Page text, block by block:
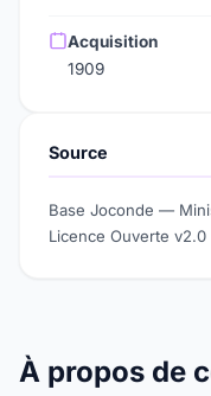
Acquisition
1909
Source
Base Joconde —
Licence Ouverte v2.0
À propos de